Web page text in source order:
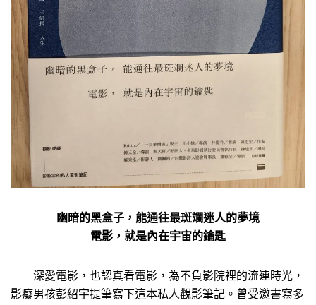
幽暗的黑盒子，能通往最斑斕迷人的夢境
電影，就是內在宇宙的鑰匙
深愛電影，也認真看電影，為不負影院裡的流連時光，
影癡男孩彭紹宇提筆寫下這本私人觀影筆記。曾受邀書寫多